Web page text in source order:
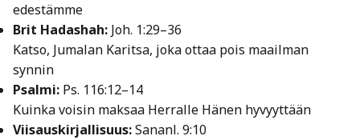
edestämme
Brit Hadashah: Joh. 1:29–36
Katso, Jumalan Karitsa, joka ottaa pois maailman
synnin
Psalmi: Ps. 116:12–14
Kuinka voisin maksaa Herralle Hänen hyvyyttään
Viisauskirjallisuus:Sananl. 9:10